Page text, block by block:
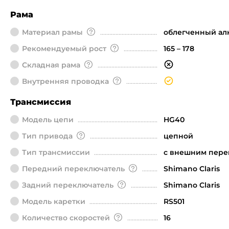
Рама
Материал рамы
облегченный
Рекомендуемый рост
165 – 178
Складная рама
Внутренняя проводка
Трансмиссия
Модель цепи
HG40
Тип привода
цепной
Тип трансмиссии
с внешним
Передний переключатель
Shimano Claris
Задний переключатель
Shimano Claris
Модель каретки
RS501
Количество скоростей
16